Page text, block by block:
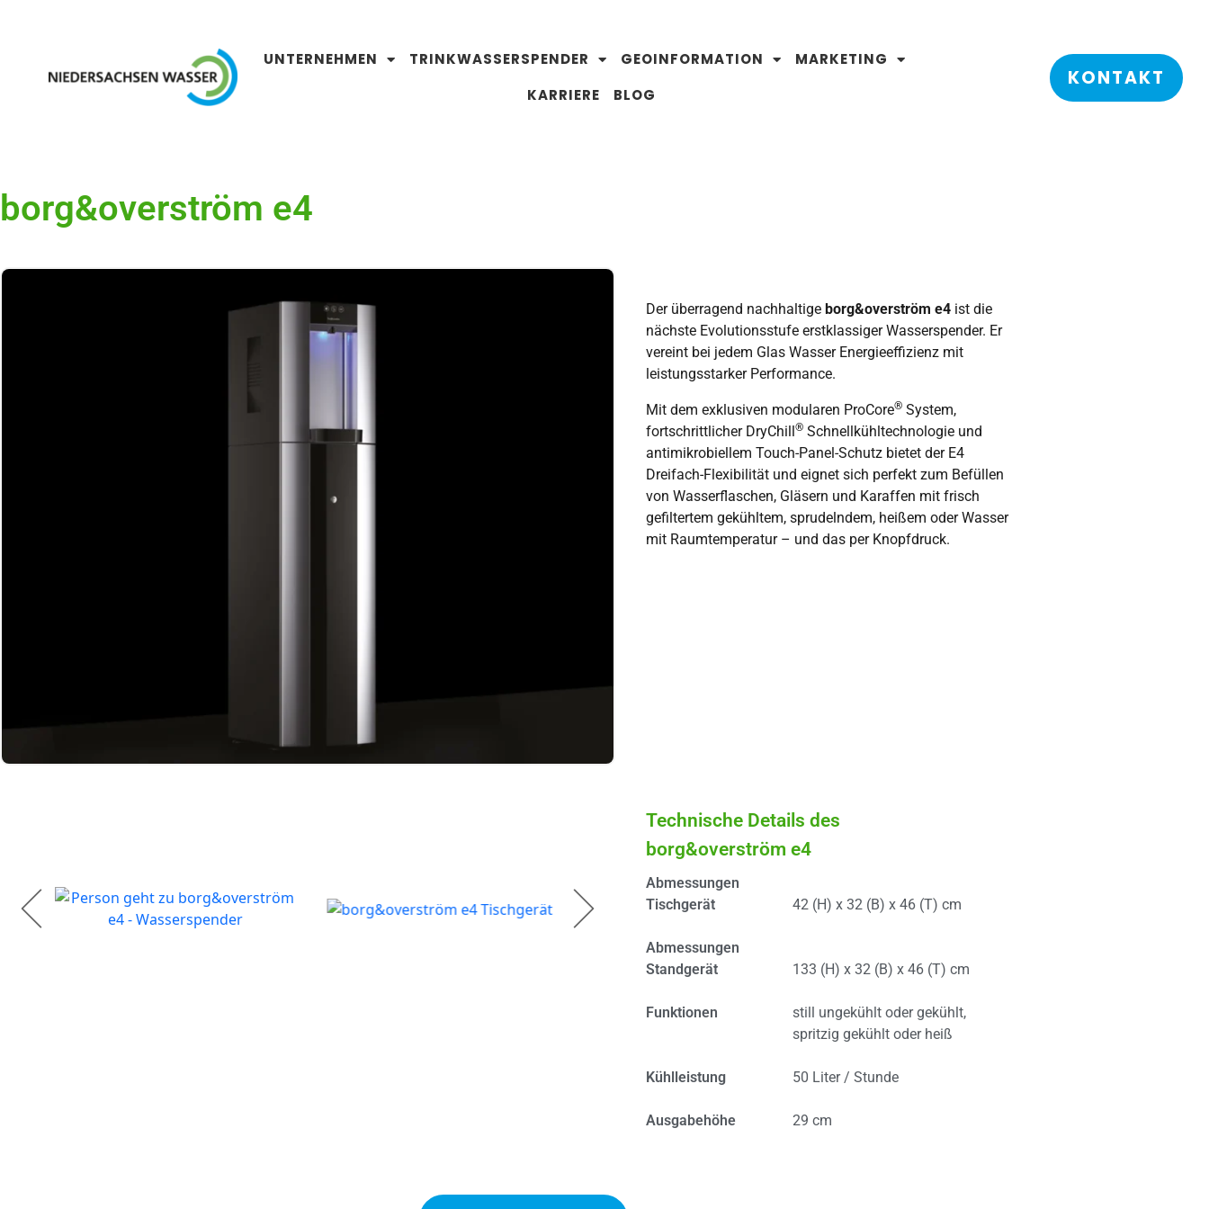
UNTERNEHMEN TRINKWASSERSPENDER GEOINFORMATION
MARKETING
KARRIERE
BLOG
KONTAKT
borg&overström e4
Der überragend nachhaltige borg&overström e4ist die
nächste Evolutionsstufe erstklassiger Wasserspender. Er
vereint bei jedem Glas Wasser Energieeffizienz mit
leistungsstarker Performance.
Mit dem exklusiven modularen ProCore®System,
fortschrittlicher DryChill®Schnellkühltechnologie und
antimikrobiellem Touch-Panel-Schutz bietet der E4
Dreifach-Flexibilität und eignet sich perfekt zum Befüllen
von Wasserflaschen, Gläsern und Karaffen mit frisch
gefiltertem gekühltem, sprudelndem, heißem oder Wasser
mit Raumtemperatur – und das per Knopfdruck.
Technische Details des
borg&overström e4
Abmessungen
Tischgerät
Abmessungen
Standgerät
42 (H) x 32 (B) x 46 (T) cm
133 (H) x 32 (B) x 46 (T) cm
Funktionen
still ungekühlt oder gekühlt,
spritzig gekühlt oder heiß
Kühlleistung
Ausgabehöhe
50 Liter / Stunde
29 cm